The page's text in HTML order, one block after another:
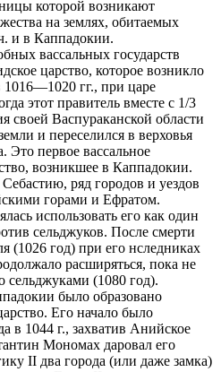
которой возникают
на землях, обитаемых
и в Каппадокии.
вассальных государств
царство, которое возникло
1016—1020 гг., при царе
этот правитель вместе с 1/3
своей Васпураканской области
и переселился в верховья
первое вассальное
возникшее в Каппадокии.
ряд городов и уездов
горами и Ефратом.
использовать его как один
сельджуков. После смерти
(1026 год) при его нследниках
расширяться, пока не
сельджуками (1080 год).
было образовано
Его начало было
в 1044 г., захватив Анийское
Мономах даровал его
II два города (или даже замка)